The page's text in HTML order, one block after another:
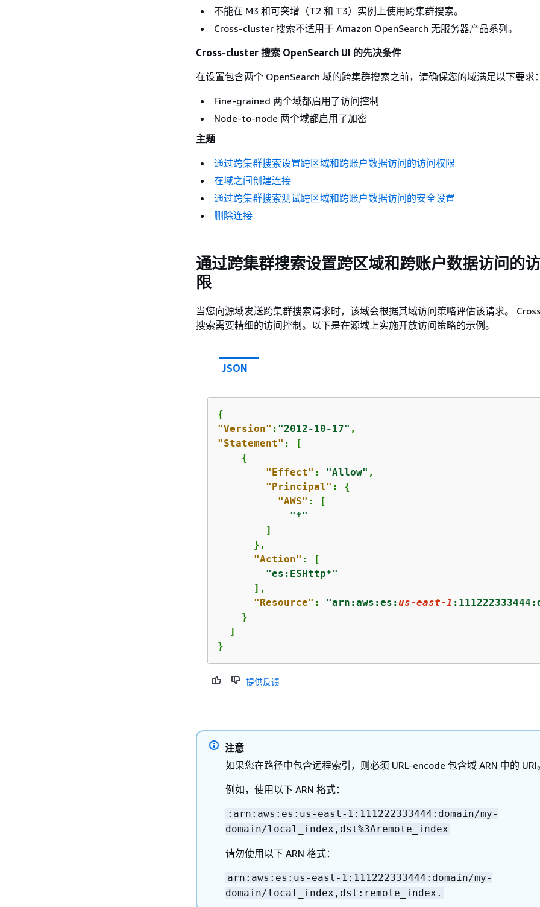
不能在 M3 和可突增（T2 和 T3）实例上使用跨集群搜索。
Cross-cluster 搜索不适用于 Amazon OpenSearch 无服务器产品系列。
Cross-cluster 搜索 OpenSearch UI 的先决条件
在设置包含两个 OpenSearch 域的跨集群搜索之前，请确保您的域满足以下要求：
Fine-grained 两个域都启用了访问控制
Node-to-node 两个域都启用了加密
主题
通过跨集群搜索设置跨区域和跨账户数据访问的访问权限
在域之间创建连接
通过跨集群搜索测试跨区域和跨账户数据访问的安全设置
删除连接
通过跨集群搜索设置跨区域和跨账户数据访问的
限
当您向源域发送跨集群搜索请求时，该域会根据其域访问策略评估该请求。
搜索需要精细的访问控制。以下是在源域上实施开放访问策略的示例。
JSON
{
"Version" : "2012-10-17"
"Statement" : [
{
"Effect" : "Allow" ,
"Principal" : {
"AWS" : [
"*"
        ]
      },
"Action" : [
"es:ESHttp*"
      ],
"Resource" : "arn:aws:es:us-east-1
    }
  ]
}
提供反馈
注意
如果您在路径中包含远程索引，则必须 URL-encode 包含域 ARN 中的 URI。
例如，使用以下 ARN 格式：
:arn:aws:es:us-east-1:111222333444:domain/my-
domain/local_index,dst%3Aremote_index
请勿使用以下 ARN 格式：
arn:aws:es:us-east-1:111222333444:domain/my-
domain/local_index,dst:remote_index.